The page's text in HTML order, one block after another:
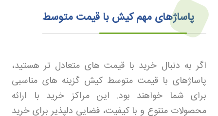
پاساژهای مهم کیش با قیمت متوسط
اگر به دنبال خرید با قیمت های متعادل تر هستید،
پاساژهای با قیمت متوسط کیش گزینه های مناسبی
برای شما خواهند بود. این مراکز خرید با ارائه
محصولات متنوع و با کیفیت، فضایی دلپذیر برای خرید